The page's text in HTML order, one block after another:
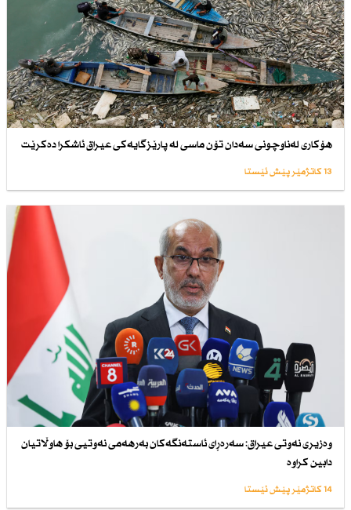
هۆكاری لەناوچونی سەدان تۆن ماسی لە پارێزگایەكی عیراق ئاشكرا دەكرێت
13 کاتژمێر پێش ئێستا
وەزیری نەوتی عیراق: سەرەڕای ئاستەنگەكان بەرهەمی نەوتیی بۆ هاوڵاتیان
دابین كراوە
14 کاتژمێر پێش ئێستا